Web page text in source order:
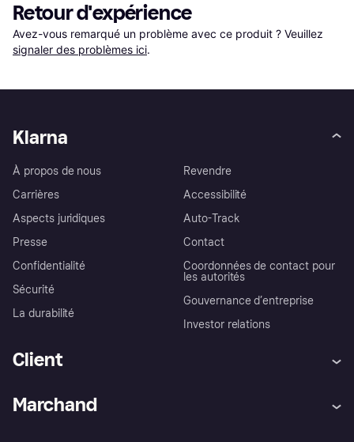
Retour d'expérience
Avez-vous remarqué un problème avec ce produit ? Veuillez
signaler des problèmes ici.
Klarna
À propos de nous
Carrières
Aspects juridiques
Presse
Confidentialité
Sécurité
La durabilité
Revendre
Accessibilité
Auto-Track
Contact
Coordonnées de contact pour
les autorités
Gouvernance d’entreprise
Investor relations
Client
Marchand